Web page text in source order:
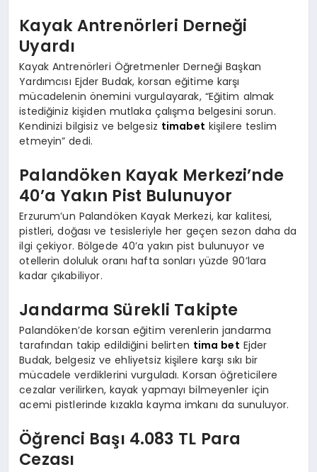
Kayak Antrenörleri Derneği
Uyardı
Kayak Antrenörleri Öğretmenler Derneği Başkan
Yardımcısı Ejder Budak, korsan eğitime karşı
mücadelenin önemini vurgulayarak, “Eğitim almak
istediğiniz kişiden mutlaka çalışma belgesini sorun.
Kendinizi bilgisiz ve belgesiz timabet kişilere teslim
etmeyin” dedi.
Palandöken Kayak Merkezi’nde
40’a Yakın Pist Bulunuyor
Erzurum’un Palandöken Kayak Merkezi, kar kalitesi,
pistleri, doğası ve tesisleriyle her geçen sezon daha da
ilgi çekiyor. Bölgede 40’a yakın pist bulunuyor ve
otellerin doluluk oranı hafta sonları yüzde 90’lara
kadar çıkabiliyor.
Jandarma Sürekli Takipte
Palandöken’de korsan eğitim verenlerin jandarma
tarafından takip edildiğini belirten tima bet Ejder
Budak, belgesiz ve ehliyetsiz kişilere karşı sıkı bir
mücadele verdiklerini vurguladı. Korsan öğreticilere
cezalar verilirken, kayak yapmayı bilmeyenler için
acemi pistlerinde kızakla kayma imkanı da sunuluyor.
Öğrenci Başı 4.083 TL Para
Cezası